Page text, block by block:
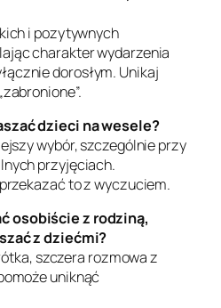
i pozytywnych
charakter wydarzenia
dorosłym. Unikaj
dzieci na wesele?
wybór, szczególnie przy
przyjęciach.
to z wyczuciem.
osobiście z rodziną,
z dziećmi?
szczera rozmowa z
uniknąć